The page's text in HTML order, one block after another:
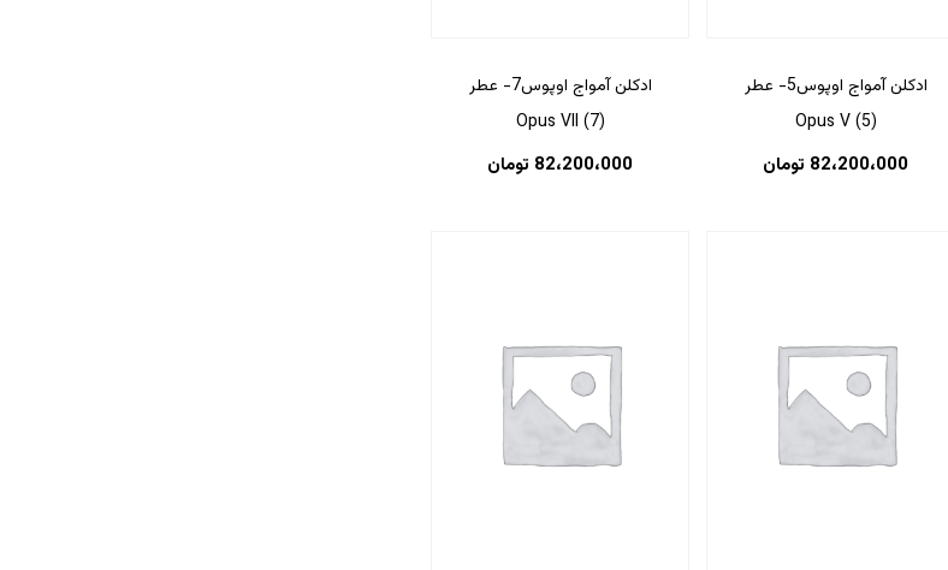
ادکلن آمواج اوپوس5- عطر
(5) Opus V
82،200،000 تومان
ادکلن آمواج اوپوس7- عطر
(7) Opus VII
82،200،000 تومان